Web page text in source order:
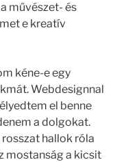
művészet- és
e kreatív
kéne-e egy
Webdesignnal
el benne
a dolgokat.
hallok róla
mostanság a kicsit